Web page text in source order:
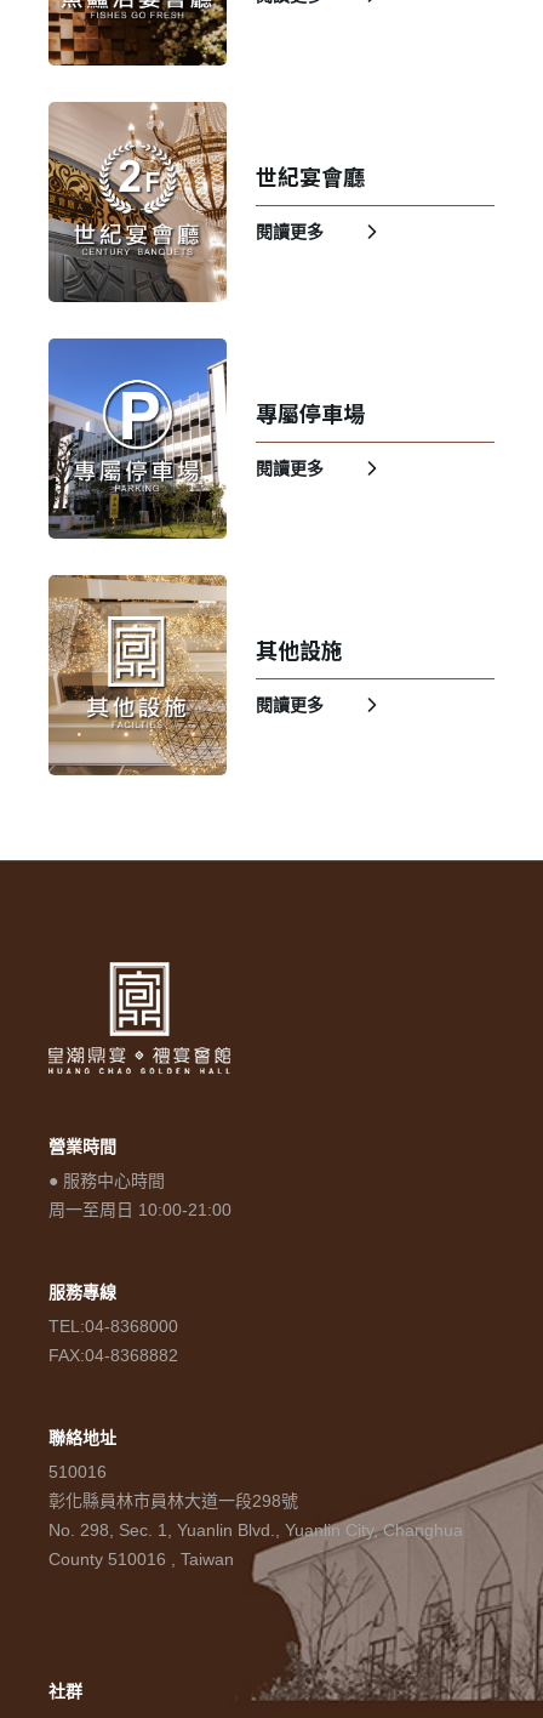
登 入
忘記密碼？
建立專屬帳號
只要再完成幾個步驟，即可完成帳號的註冊程序，
我 要 註 冊
世紀宴會廳
閱讀更多
專屬停車場
閱讀更多
其他設施
閱讀更多
營業時間
● 服務中心時間
周一至周日 10:00-21:00
服務專線
TEL:04-8368000
FAX:04-8368882
社群
聯絡地址
510016
彰化縣員林市員林大道一段298號
No. 298, Sec. 1, Yuanlin Blvd., Yuanlin City, Changhua
County 510016 , Taiwan